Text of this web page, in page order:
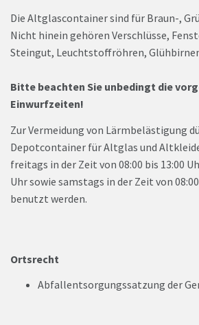
Die Altglascontainer sind für Braun-,
Nicht hinein gehören Verschlüsse,
Steingut, Leuchtstoffröhren,
Bitte beachten Sie unbedingt die
Einwurfzeiten!
Zur Vermeidung von Lärmbelästigung
Depotcontainer für Altglas und
freitags in der Zeit von 08:00 bis 13:00
Uhr sowie samstags in der Zeit von
benutzt werden.
Ortsrecht
Abfallentsorgungssatzung der